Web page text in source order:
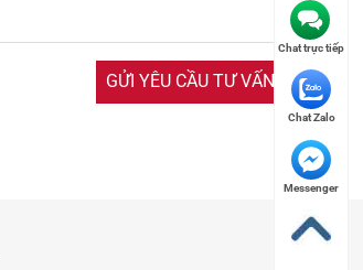
Chat trực tiếp
Chat Zalo
Messenger